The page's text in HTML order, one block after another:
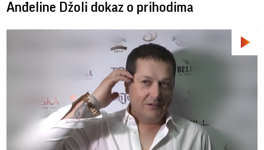
Anđeline Džoli dokaz o prihodima